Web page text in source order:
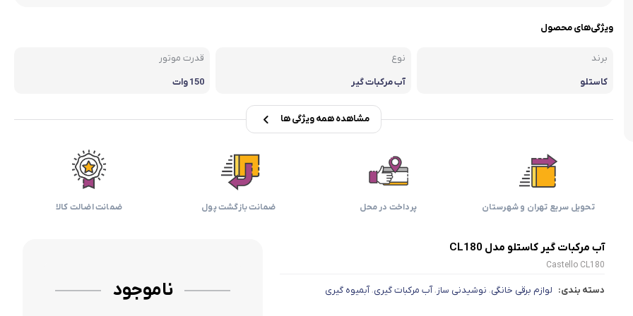
هات داگ پز
ویژگی‌های محصول
برند
کاستلو
نوع
آب مرکبات گیر
قدرت موتور
150 وات
مشاهده همه ویژگی ها
تحویل سریع تهران و شهرستان پرداخت در محل ضمانت بازگشت پول ضمانت اضالت کالا
آب مرکبات گیر کاستلو مدل CL180
Castello CL180
دسته بندی: لوازم برقی خانگی، نوشیدنی ساز،آب مرکبات گیری،آبمیوه گیری ناموجود